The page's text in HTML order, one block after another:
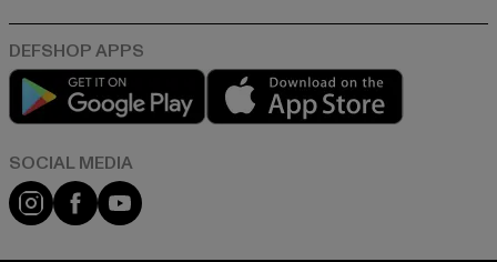
Play market
Instagram
FacebookYouTube